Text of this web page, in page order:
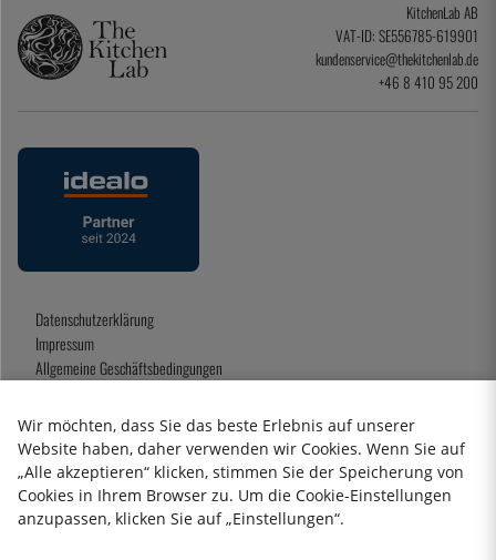
KitchenLab AB
VAT-ID: SE556785-619901
kundenservice@thekitchenlab.de
+46 8 410 95 200
Datenschutzerklärung
Impressum
Allgemeine Geschäftsbedingungen
2026 KitchenLab AB
Wir möchten, dass Sie das beste Erlebnis auf unserer
Website haben, daher verwenden wir Cookies. Wenn Sie auf
„Alle akzeptieren“ klicken, stimmen Sie der Speicherung von
Cookies in Ihrem Browser zu. Um die Cookie-Einstellungen
anzupassen, klicken Sie auf „Einstellungen“.